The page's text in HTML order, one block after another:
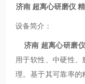
济南 超离心研磨仪
设备简介 ：
济南 超离心研磨
用于软性、中硬性
理。基于其可靠率的